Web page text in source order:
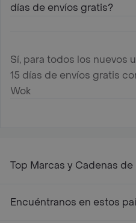
días de envíos gratis?
Sí, para todos los nuevos
15 días de envíos gratis
Wok
Top Marcas y Cadenas
Encuéntranos en estos